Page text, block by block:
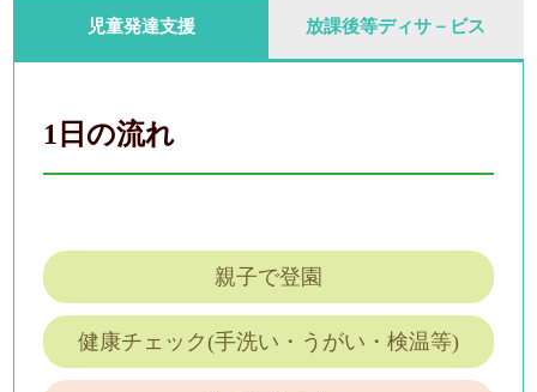
児童発達支援 放課後等ディサ－ビス
1日の流れ
親子で登園
健康チェック(手洗い・うがい・検温等)